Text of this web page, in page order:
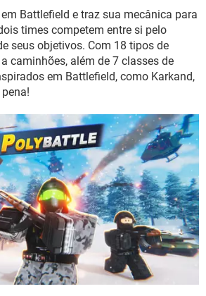
Battlefield e traz sua mecânica para
times competem entre si pelo
seus objetivos. Com 18 tipos de
caminhões, além de 7 classes de
em Battlefield, como Karkand,